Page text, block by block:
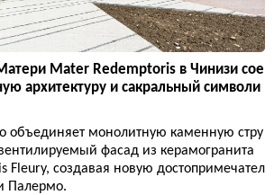
Mater Redemptoris в Чинизи сое
архитектуру и сакральный символи
объединяет монолитную каменную стру
вентилируемый фасад из керамогранита
Fleury, создавая новую достопримечател
Палермо.